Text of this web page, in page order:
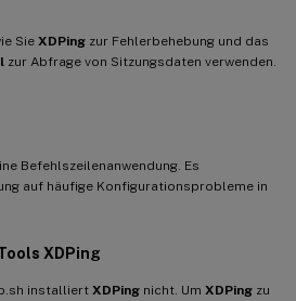
Sie XDPing zur Fehlerbehebung und das
zur Abfrage von Sitzungsdaten verwenden.
Befehlszeilenanwendung. Es
auf häufige Konfigurationsprobleme in
XDPing
installiert XDPing nicht. Um XDPing zu